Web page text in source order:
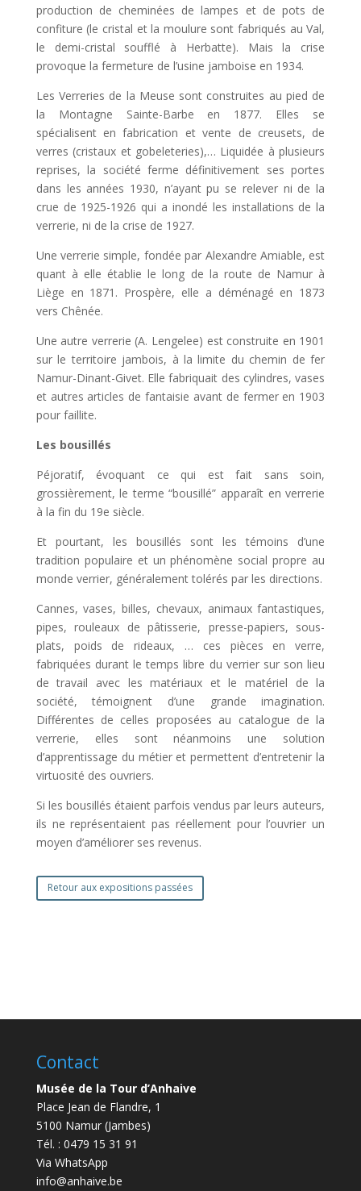
production de cheminées de lampes et de pots de
confiture (le cristal et la moulure sont fabriqués au Val,
le demi-cristal soufflé à Herbatte). Mais la crise
provoque la fermeture de l’usine jamboise en 1934.
Les Verreries de la Meuse sont construites au pied de
la Montagne Sainte-Barbe en 1877. Elles se
spécialisent en fabrication et vente de creusets, de
verres (cristaux et gobeleteries),… Liquidée à plusieurs
reprises, la société ferme définitivement ses portes
dans les années 1930, n’ayant pu se relever ni de la
crue de 1925-1926 qui a inondé les installations de la
verrerie, ni de la crise de 1927.
Une verrerie simple, fondée par Alexandre Amiable, est
quant à elle établie le long de la route de Namur à
Liège en 1871. Prospère, elle a déménagé en 1873
vers Chênée.
Une autre verrerie (A. Lengelee) est construite en 1901
sur le territoire jambois, à la limite du chemin de fer
Namur-Dinant-Givet. Elle fabriquait des cylindres, vases
et autres articles de fantaisie avant de fermer en 1903
pour faillite.
Les bousillés
Péjoratif, évoquant ce qui est fait sans soin,
grossièrement, le terme “bousillé” apparaît en verrerie
à la fin du 19e siècle.
Et pourtant, les bousillés sont les témoins d’une
tradition populaire et un phénomène social propre au
monde verrier, généralement tolérés par les directions.
Cannes, vases, billes, chevaux, animaux fantastiques,
pipes, rouleaux de pâtisserie, presse-papiers, sous-
plats, poids de rideaux, … ces pièces en verre,
fabriquées durant le temps libre du verrier sur son lieu
de travail avec les matériaux et le matériel de la
société, témoignent d’une grande imagination.
Différentes de celles proposées au catalogue de la
verrerie, elles sont néanmoins une solution
d’apprentissage du métier et permettent d’entretenir la
virtuosité des ouvriers.
Si les bousillés étaient parfois vendus par leurs auteurs,
ils ne représentaient pas réellement pour l’ouvrier un
moyen d’améliorer ses revenus.
Retour aux expositions passées
Contact
Musée de la Tour d’Anhaive
Place Jean de Flandre, 1
5100 Namur (Jambes)
Tél. : 0479 15 31 91
Via WhatsApp
info@anhaive.be